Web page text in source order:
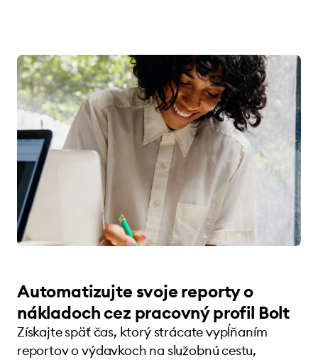
Automatizujte svoje reporty o
nákladoch cez pracovný profil Bolt
Získajte späť čas, ktorý strácate vypĺňaním
reportov o výdavkoch na služobnú cestu,